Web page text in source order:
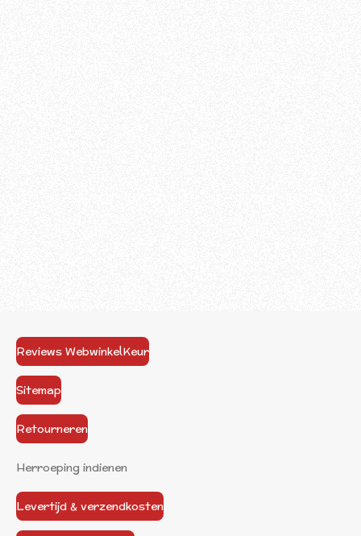
Reviews WebwinkelKeur
Sitemap
Retourneren
Herroeping indienen
Levertijd & verzendkosten